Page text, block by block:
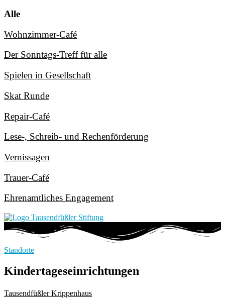
Alle
Wohnzimmer-Café
Der Sonntags-Treff für alle
Spielen in Gesellschaft
Skat Runde
Repair-Café
Lese-, Schreib- und Rechenförderung
Vernissagen
Trauer-Café
Ehrenamtliches Engagement
Standorte
Kindertageseinrichtungen
Tausendfüßler Krippenhaus